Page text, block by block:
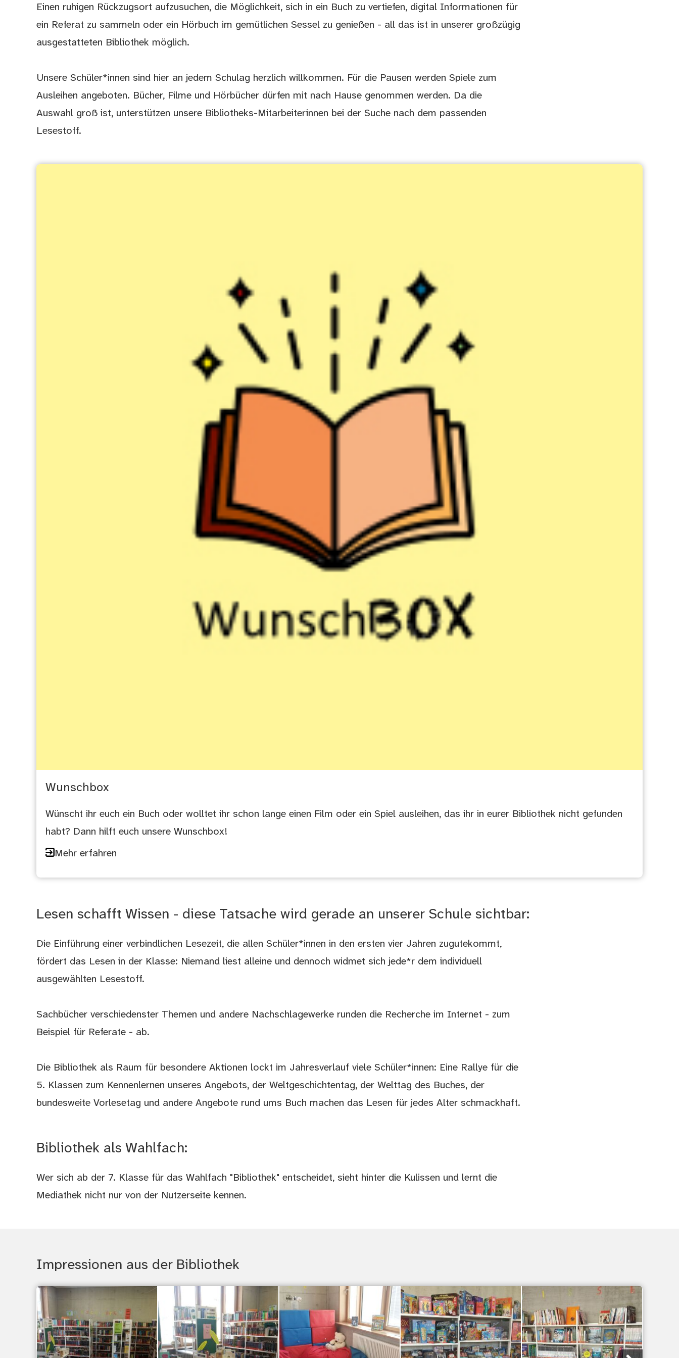
Einen ruhigen Rückzugsort aufzusuchen, die Möglichkeit, sich in ein Buch zu vertiefen, digital Informationen für
ein Referat zu sammeln oder ein Hörbuch im gemütlichen Sessel zu genießen - all das ist in unserer großzügig
ausgestatteten Bibliothek möglich.
Unsere Schüler*innen sind hier an jedem Schulag herzlich willkommen. Für die Pausen werden Spiele zum
Ausleihen angeboten. Bücher, Filme und Hörbücher dürfen mit nach Hause genommen werden. Da die
Auswahl groß ist, unterstützen unsere Bibliotheks-Mitarbeiterinnen bei der Suche nach dem passenden
Lesestoff.
Wunschbox
Wünscht ihr euch ein Buch oder wolltet ihr schon lange einen Film oder ein Spiel ausleihen, das ihr in eurer Bibliothek nicht gefunden
habt? Dann hilft euch unsere Wunschbox!
Mehr erfahren
Lesen schafft Wissen - diese Tatsache wird gerade an unserer Schule sichtbar:
Die Einführung einer verbindlichen Lesezeit, die allen Schüler*innen in den ersten vier Jahren zugutekommt,
fördert das Lesen in der Klasse: Niemand liest alleine und dennoch widmet sich jede*r dem individuell
ausgewählten Lesestoff.
Sachbücher verschiedenster Themen und andere Nachschlagewerke runden die Recherche im Internet - zum
Beispiel für Referate - ab.
Die Bibliothek als Raum für besondere Aktionen lockt im Jahresverlauf viele Schüler*innen: Eine Rallye für die
5. Klassen zum Kennenlernen unseres Angebots, der Weltgeschichtentag, der Welttag des Buches, der
bundesweite Vorlesetag und andere Angebote rund ums Buch machen das Lesen für jedes Alter schmackhaft.
Bibliothek als Wahlfach:
Wer sich ab der 7. Klasse für das Wahlfach "Bibliothek" entscheidet, sieht hinter die Kulissen und lernt die
Mediathek nicht nur von der Nutzerseite kennen.
Impressionen aus der Bibliothek